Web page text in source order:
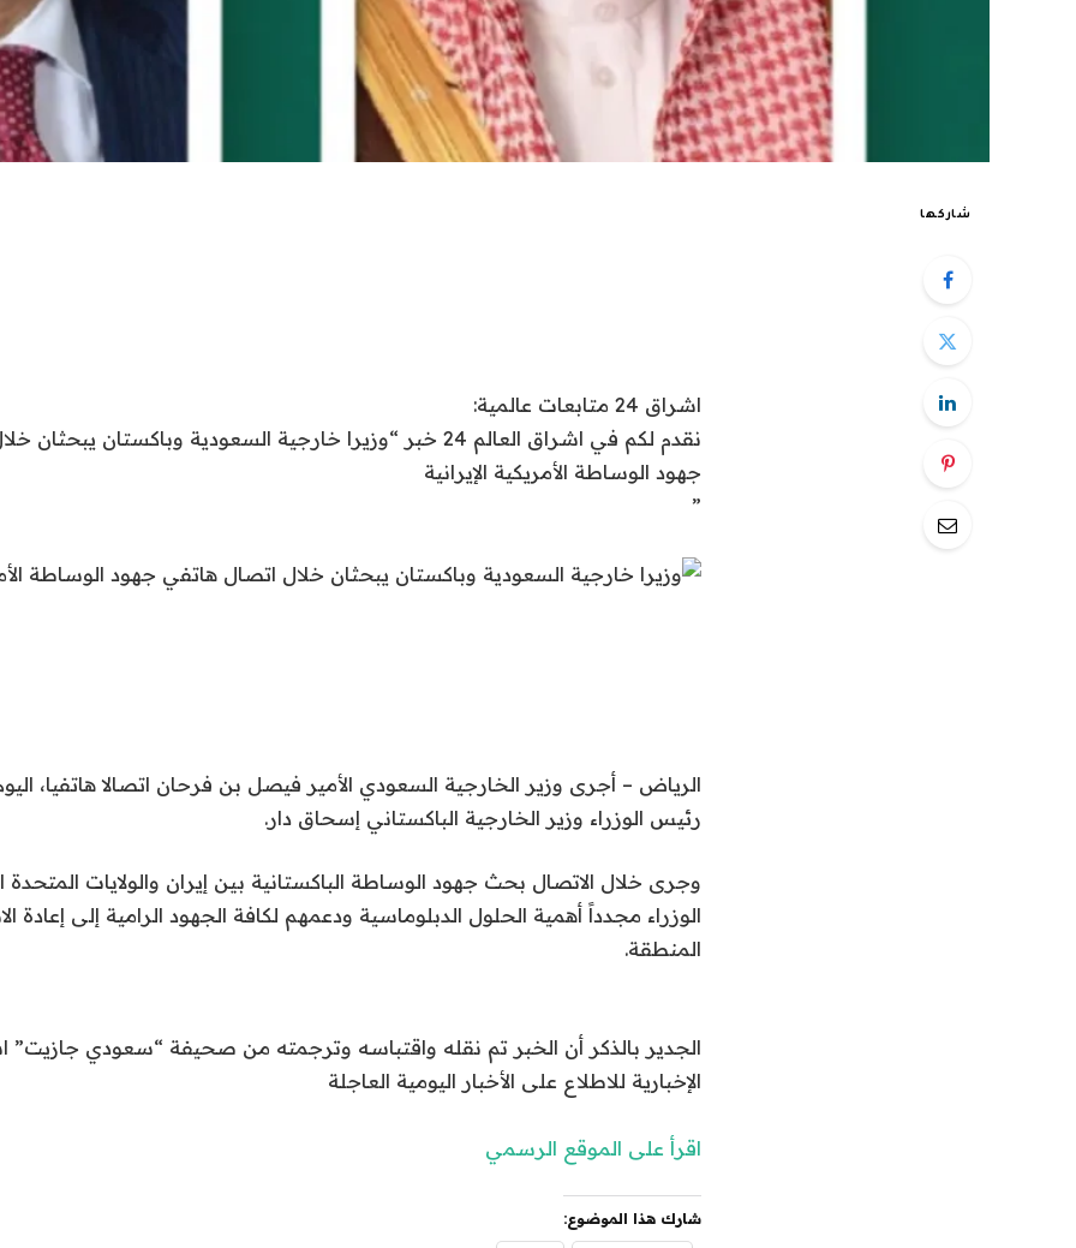
شاركها
اشراق 24 متابعات عالمية:
نقدم لكم في اشراق العالم 24 خبر “وزيرا خارجية السعودية وباكستان
جهود الوساطة الأمريكية الإيرانية
”
الرياض – أجرى وزير الخارجية السعودي الأمير فيصل بن فرحان اتصالا هاتفيا،
رئيس الوزراء وزير الخارجية الباكستاني إسحاق دار.
وجرى خلال الاتصال بحث جهود الوساطة الباكستانية بين إيران والولايات المتحدة
الوزراء مجدداً أهمية الحلول الدبلوماسية ودعمهم لكافة الجهود الرامية إلى إعادة
المنطقة.
الجدير بالذكر أن الخبر تم نقله واقتباسه وترجمته من صحيفة “سعودي
الإخبارية للاطلاع على الأخبار اليومية العاجلة
اقرأ على الموقع الرسمي
شارك هذا الموضوع: